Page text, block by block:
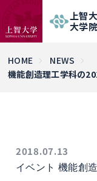
上智
大学
HOME
NEWS
機能創造理工学科の
2018.07.13
イベント 機能創